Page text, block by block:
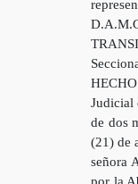
Judicial
de dos
(21) de
señora
por la